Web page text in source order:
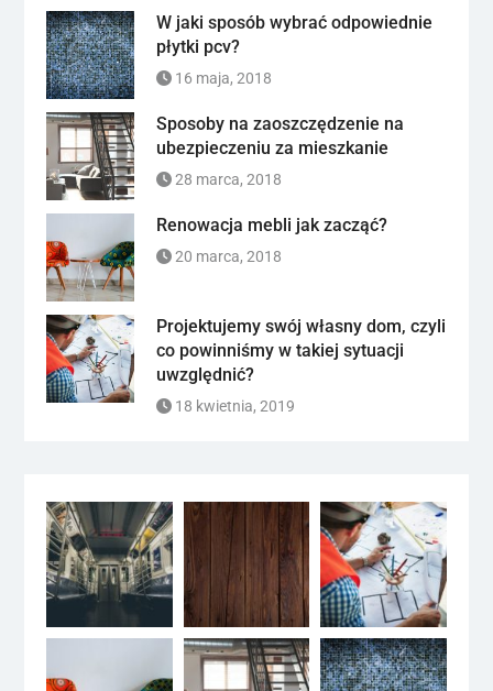
W jaki sposób wybrać odpowiednie
płytki pcv?
16 maja, 2018
Sposoby na zaoszczędzenie na
ubezpieczeniu za mieszkanie
28 marca, 2018
Renowacja mebli jak zacząć?
20 marca, 2018
Projektujemy swój własny dom, czyli
co powinniśmy w takiej sytuacji
uwzględnić?
18 kwietnia, 2019